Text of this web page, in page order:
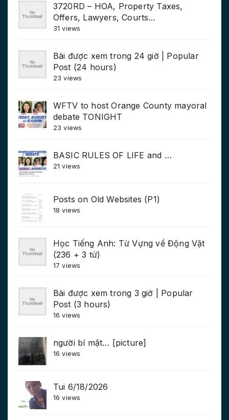
3720RD – HOA, Property Taxes,
Offers, Lawyers, Courts…
31 views
Bài được xem trong 24 giờ | Popular
Post (24 hours)
23 views
WFTV to host Orange County mayoral
debate TONIGHT
23 views
BASIC RULES OF LIFE and …
21 views
Posts on Old Websites (P1)
18 views
Học Tiếng Anh: Từ Vựng về Động Vật
(236 + 3 từ)
17 views
Bài được xem trong 3 giờ | Popular
Post (3 hours)
16 views
người bí mật… [picture]
16 views
Tui 6/18/2026
16 views